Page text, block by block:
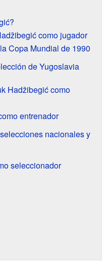
como jugador
Copa Mundial de 1990
de Yugoslavia
Hadžibegić como
entrenador
nacionales y
seleccionador